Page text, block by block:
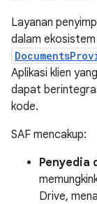
Layanan
dalam
Aplikasi klien
dapat
kode.
SAF mencakup:
Penyedia
Drive,